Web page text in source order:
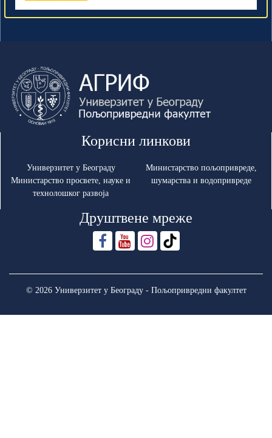
Корисни линкови
Универзитет у Београду
Министарство просвете, науке и
технолошког развоја
Министарство пољопривреде,
шумарства и водопривреде
Друштвене мреже
© 2026 Универзитет у Београду - Пољопривредни факултет